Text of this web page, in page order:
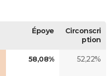
Époye
Circonscri
ption
58,08% 52,22%